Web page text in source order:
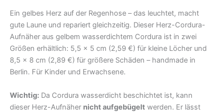
Ein gelbes Herz auf der Regenhose – das leuchtet, macht
gute Laune und repariert gleichzeitig. Dieser Herz-Cordura-
Aufnäher aus gelbem wasserdichtem Cordura ist in zwei
Größen erhältlich: 5,5 × 5 cm (2,59 €) für kleine Löcher und
8,5 × 8 cm (2,89 €) für größere Schäden – handmade in
Berlin. Für Kinder und Erwachsene.
Wichtig: Da Cordura wasserdicht beschichtet ist, kann
dieser Herz-Aufnäher nicht aufgebügelt werden. Er lässt